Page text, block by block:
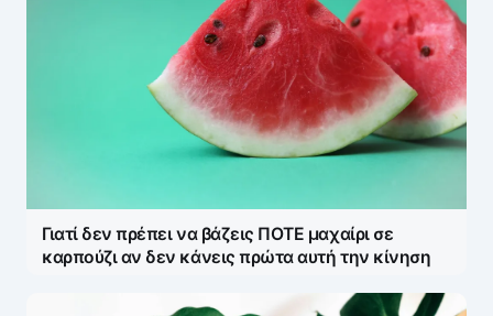
Γιατί δεν πρέπει να βάζεις ΠΟΤΕ μαχαίρι σε
καρπούζι αν δεν κάνεις πρώτα αυτή την κίνηση